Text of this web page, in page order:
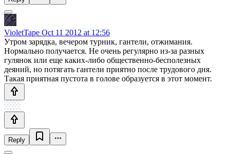
VioletTape Oct 11 2012 at 12:56
Утром зарядка, вечером турник, гантели, отжимания.
Нормально получается. Не очень регулярно из-за разных
гулянок или еще каких-либо общественно-бесполезных
деяний, но потягать гантели приятно после трудового дня.
Такая приятная пустота в голове образуется в этот момент.
Reply